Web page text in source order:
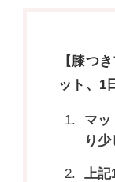
【膝つ
ット、1
マッ
り
上記